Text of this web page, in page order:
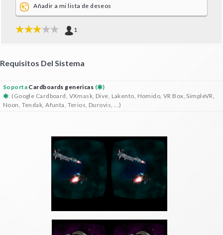
Añadir a mi lista de deseos
1
Requisitos Del Sistema
Soporta Cardboards genericas (
)
: (Google Cardboard, VXmask, Dive, Lakento, Homido, VR Box, SimpleVR,
Noon, Tendak, Afunta, Terios, Durovis, ...)